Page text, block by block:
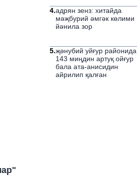
4.адрян зенз: хитайда
мәҗбурий әмгәк көлими
йәнила зор
5.җәнубий уйғур районида
143 миңдин артуқ ойғур
бала ата-анисидин
айрилип қалған